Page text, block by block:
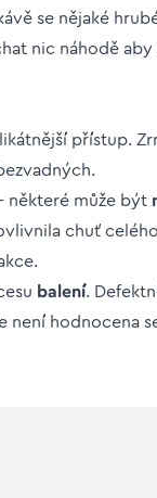
se nějaké
nic náhodě
přístup.
některé může být
chuť
balení.
není hodnocena